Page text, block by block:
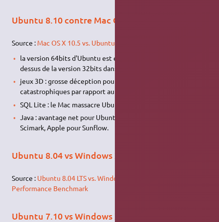
Ubuntu 8.10 contre Mac OS X 10.5
Source : Mac OS X 10.5 vs. Ubuntu 8.10 Benchmarks
la version 64bits d'Ubuntu est effectivement un cran au
dessus de la version 32bits dans presque tous les domaines;
jeux 3D : grosse déception pour Ubuntu avec des perfs
catastrophiques par rapport au Mac.
SQL Lite : le Mac massacre Ubuntu.
Java : avantage net pour Ubuntu en 32 et 64bits pour
Scimark, Apple pour Sunflow.
Ubuntu 8.04 vs Windows XP SP3 - Application
Source : Ubuntu 8.04 LTS vs. Windows XP SP3: Application
Performance Benchmark
Ubuntu 7.10 vs Windows XP SP3 - Application